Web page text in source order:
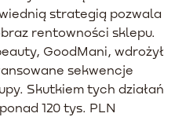
strategią pozwala
rentowności sklepu.
GoodMani, wdrożył
sekwencje
Skutkiem tych działań
120 tys. PLN